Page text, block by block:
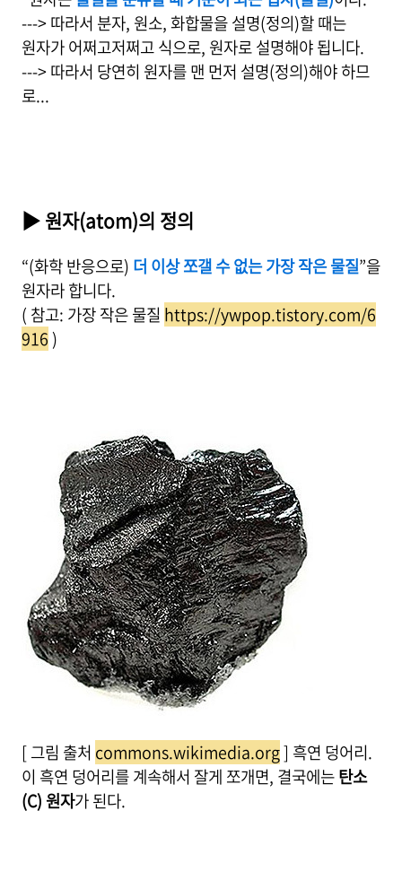
---> 따라서 분자, 원소, 화합물을 설명(정의)할 때는
원자가 어쩌고저쩌고 식으로, 원자로 설명해야 됩니다.
---> 따라서 당연히 원자를 맨 먼저 설명(정의)해야 하므
로...
▶ 원자(atom)의 정의
“(화학 반응으로) 더 이상 쪼갤 수 없는 가장 작은 물질”을
원자라 합니다.
( 참고: 가장 작은 물질 https://ywpop.tistory.com/6
916 )
[ 그림 출처 commons.wikimedia.org] 흑연 덩어리.
이 흑연 덩어리를 계속해서 잘게 쪼개면, 결국에는탄소
(C) 원자가 된다.